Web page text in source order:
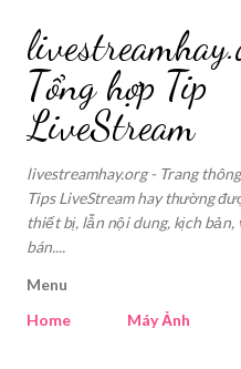
Skip to
Tổng hợp Tip
LiveStream
livestreamhay.org - Trang
Tips LiveStream hay thường
thiết bị, lẫn nội dung, kịch bản,
bán....
Menu
Home
Máy Ảnh